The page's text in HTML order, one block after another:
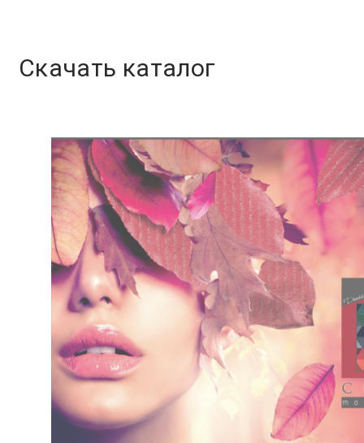
Скачать каталог